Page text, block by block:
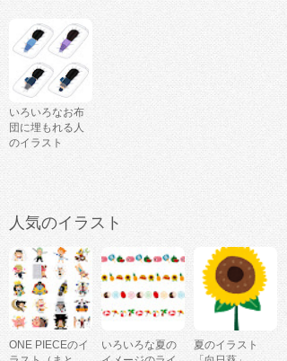
いろいろなお布
団に埋もれる人
のイラスト
人気のイラスト
ONE PIECEのイ
いろいろな夏の
夏のイラスト